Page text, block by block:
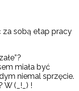
za sobą etap pracy
miała być
niemal sprzęcie.
(_!_) !